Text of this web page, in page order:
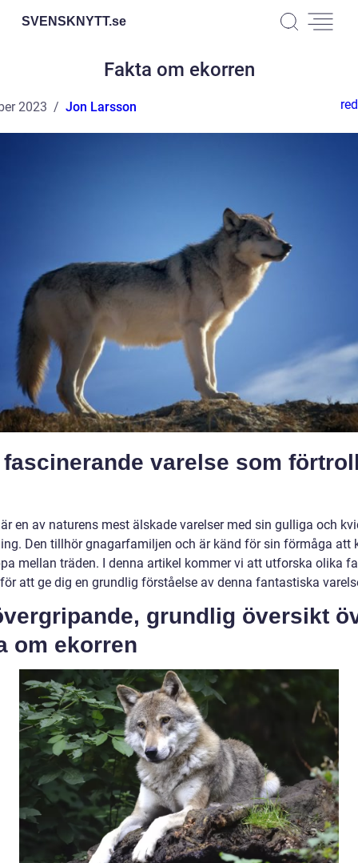
SVENSKNYTT.se
Fakta om ekorren
2023 Jon Larsson
fascinerande varelse som
en av naturens mest älskade varelser med sin gulliga och
Den tillhör gnagarfamiljen och är känd för sin förmåga att
mellan träden. I denna artikel kommer vi att utforska olika
att ge dig en grundlig förståelse av denna fantastiska
grundlig översikt
om ekorren